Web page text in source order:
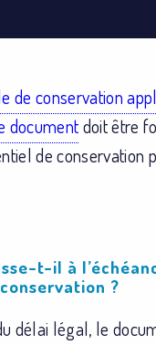
de conservation
documentdoit être
de conservation
t-il à
?
délai légal, le